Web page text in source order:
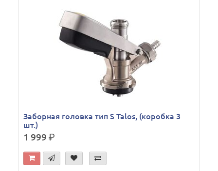
Заборная головка тип S Talos, (коробка 3
шт.)
1 999р.